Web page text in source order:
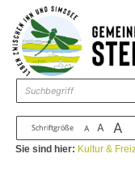
Zum Inhalt ,zur Navigation
Schriftgröße A A A
Sie sind hier: Kultur &